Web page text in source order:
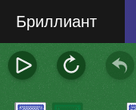
Бриллиант